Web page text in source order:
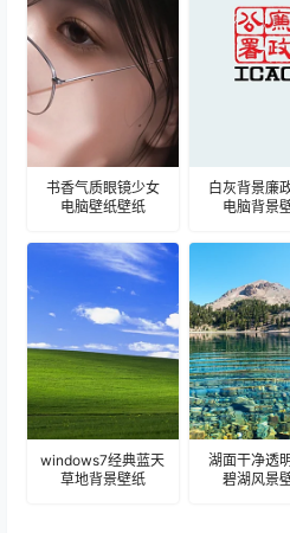
书香气质眼镜少女
电脑壁纸壁纸
白灰背景廉
电脑背景
windows7经典蓝天
草地背景壁纸
湖面干净透
碧湖风景